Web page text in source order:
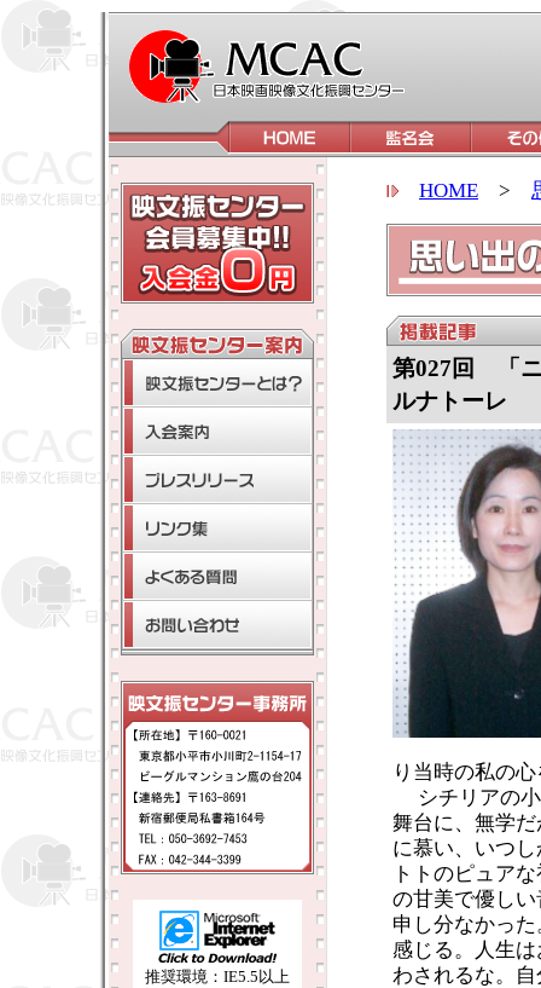
推奨環境：IE5.5以上
HOME >
第027回 「ニ
ルナトーレ
り当時の私の
シチリアの小
舞台に、無学
に慕い、いつ
トトのピュア
の甘美で優し
申し分なかっ
感じる。人生
わされるな。